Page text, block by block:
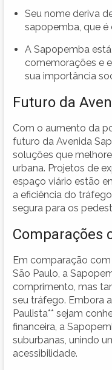
Seu nome deriva
sapopemba, que é
A Sapopemba
comemorações e
sua importância
Futuro da
Com o aumento da
futuro da Avenida
soluções que
urbana. Projetos de
espaço viário estão
a eficiência do
segura para os
Comparações
Em comparação
São Paulo, a
comprimento, mas
seu tráfego. Embora
Paulista** sejam
financeira, a
suburbanas, unindo
acessibilidade.